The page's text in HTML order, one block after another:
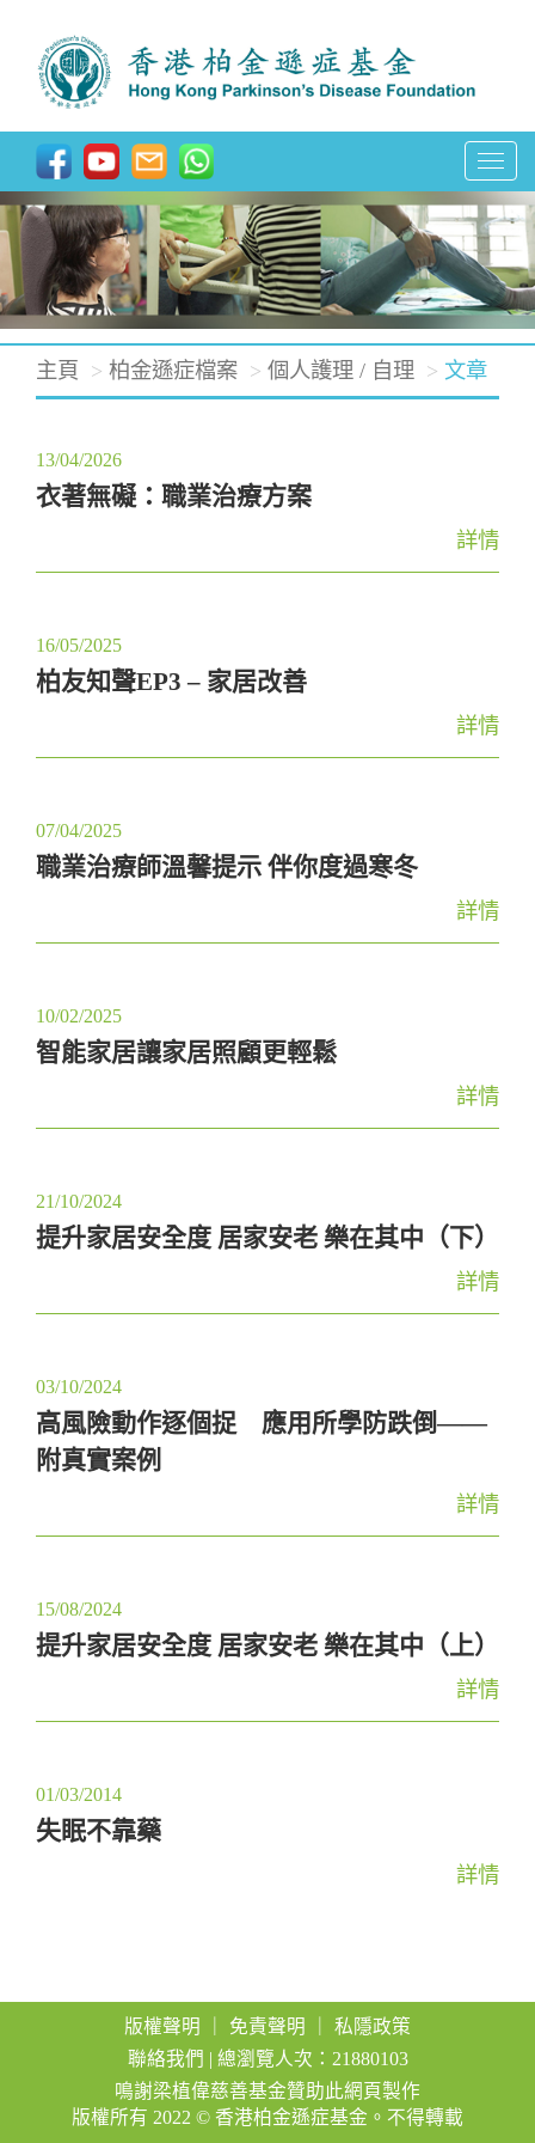
T
o
g
g
l
e
g
a
n
主頁 柏金遜症檔案 個人護理 / 自理 文章
13/04/2026
衣著無礙：職業治療方案
詳情
16/05/2025
柏友知聲EP3 – 家居改善
詳情
07/04/2025
職業治療師溫馨提示 伴你度過寒冬
詳情
10/02/2025
智能家居讓家居照顧更輕鬆
詳情
21/10/2024
提升家居安全度 居家安老 樂在其中（下）
詳情
03/10/2024
高風險動作逐個捉 應用所學防跌倒——
附真實案例
詳情
15/08/2024
提升家居安全度 居家安老 樂在其中（上）
詳情
01/03/2014
失眠不靠藥
詳情
版權聲明 免責聲明
私隱政策
聯絡我們 | 總瀏覽人次：21880103
鳴謝梁植偉慈善基金贊助此網頁製作
版權所有 2022 © 香港柏金遜症基金。不得轉載